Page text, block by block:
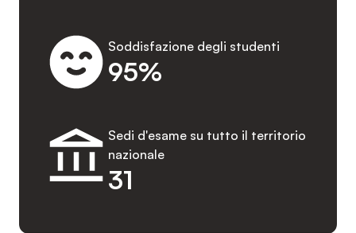
95%
Soddisfazione degli studenti
31
Sedi d'esame su tutto il territorio
nazionale